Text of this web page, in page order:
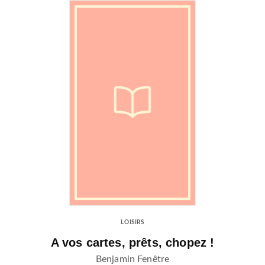
LOISIRS
A vos cartes, prêts, chopez !
Benjamin Fenêtre